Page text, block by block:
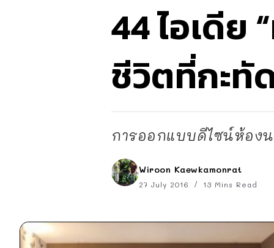
44 ไอเดีย
ชีวิตที่กะทั
การออกแบบดีไซน์ห้อง
Wiroon Kaewkamonrat
27 July 2016 13 Mins Read